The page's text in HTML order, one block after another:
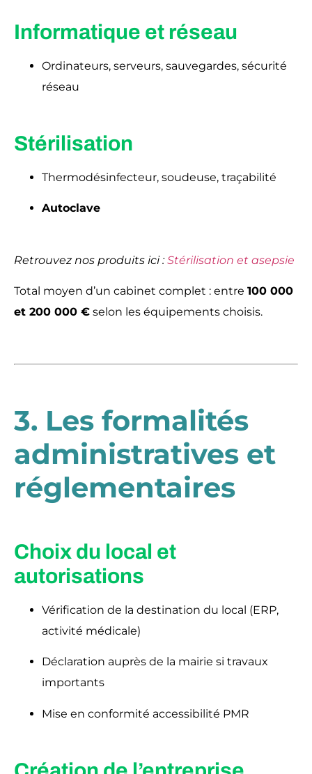
Informatique et réseau
Ordinateurs, serveurs, sauvegardes, sécurité
réseau
Stérilisation
Thermodésinfecteur, soudeuse, traçabilité
Autoclave
Retrouvez nos produits ici :Stérilisation et asepsie
Total moyen d’un cabinet complet : entre 100 000
et 200 000 € selon les équipements choisis.
3. Les formalités
administratives et
réglementaires
Choix du local et
autorisations
Vérification de la destination du local (ERP,
activité médicale)
Déclaration auprès de la mairie si travaux
importants
Mise en conformité accessibilité PMR